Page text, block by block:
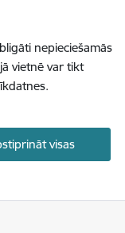
nepieciešamās
vietnē var tikt
visas